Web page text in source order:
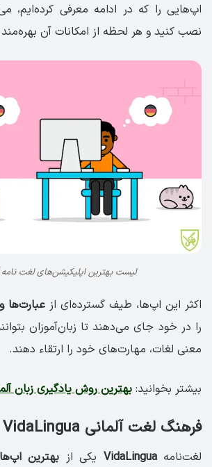
اپ‌هایی را که در ادامه معرفی کرده‌ایم،
نصب کنید و هر لحظه از امکانات آن
لیست بهترین اپلیکیشن‌های لغت نامه
اکثر این اپ‌ها، طیف گسترده‌ای از عبارت‌ها
را در خود جای می‌دهند تا زبان‌آموزان
معنی لغات، مهارت‌های خود را ارتقاء دهند.
بیشتر بخوانید: بهترین روش یادگیری زبان
فرهنگ لغت آلمانی VidaLingua
لغت‌نامهVidaLingua یکی از بهترین